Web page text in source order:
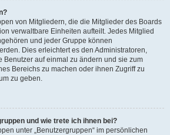
von Mitgliedern, die die Mitglieder des Boards
verwaltbare Einheiten aufteilt. Jedes Mitglied
und jeder Gruppe können
Dies erleichtert es den Administratoren,
Benutzer auf einmal zu ändern und sie zum
Bereichs zu machen oder ihnen Zugriff zu
zu geben.
und wie trete ich ihnen bei?
unter „Benutzergruppen“ im persönlichen